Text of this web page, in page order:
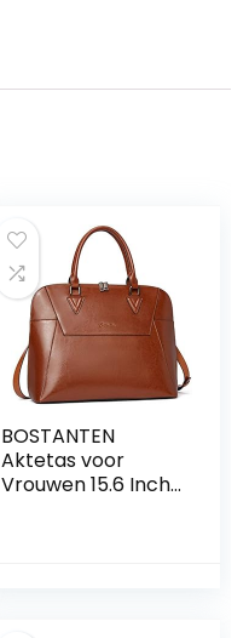
BOSTANTEN
Aktetas voor
Vrouwen 15.6 Inch